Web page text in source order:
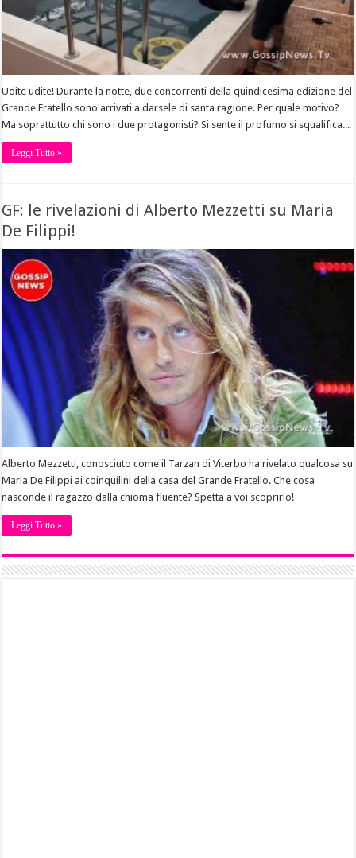
Udite udite! Durante la notte, due concorrenti della quindicesima edizione del
Grande Fratello sono arrivati a darsele di santa ragione. Per quale motivo?
Ma soprattutto chi sono i due protagonisti? Si sente il profumo si squalifica...
Leggi Tutto »
GF: le rivelazioni di Alberto Mezzetti su Maria
De Filippi!
Alberto Mezzetti, conosciuto come il Tarzan di Viterbo ha rivelato qualcosa su
Maria De Filippi ai coinquilini della casa del Grande Fratello. Che cosa
nasconde il ragazzo dalla chioma fluente? Spetta a voi scoprirlo!
Leggi Tutto »